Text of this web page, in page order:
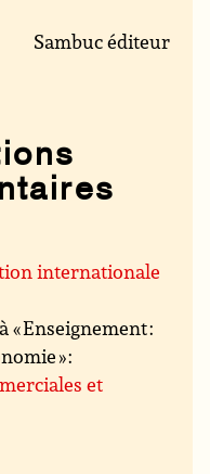
Sambuc éditeur
internationale
« Enseignement :
» :
et